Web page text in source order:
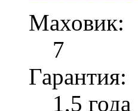
Маховик:
7
Гарантия:
1,5 года